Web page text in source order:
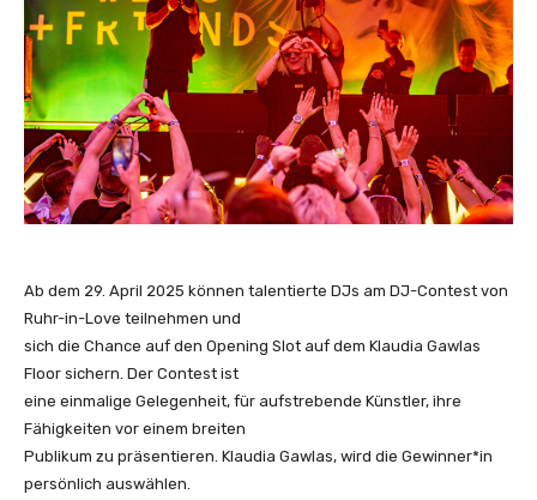
Ab dem 29. April 2025 können talentierte DJs am DJ-Contest von
Ruhr-in-Love teilnehmen und
sich die Chance auf den Opening Slot auf dem Klaudia Gawlas
Floor sichern. Der Contest ist
eine einmalige Gelegenheit, für aufstrebende Künstler, ihre
Fähigkeiten vor einem breiten
Publikum zu präsentieren. Klaudia Gawlas, wird die Gewinner*in
persönlich auswählen.